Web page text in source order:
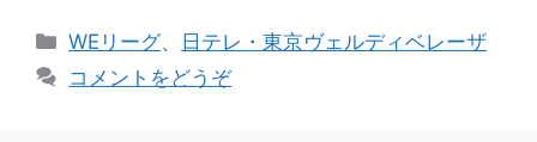
カ
WEリーグ、 日テレ・東京ヴェルディベレーザ
コメントをどうぞ